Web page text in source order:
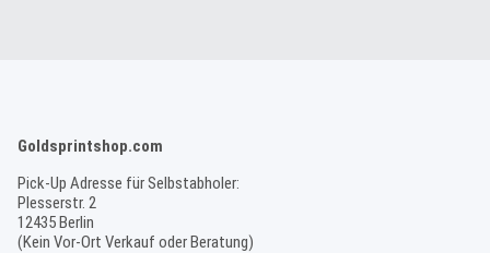
Goldsprintshop.com
Pick-Up Adresse für Selbstabholer:
Plesserstr. 2
12435 Berlin
(Kein Vor-Ort Verkauf oder Beratung)